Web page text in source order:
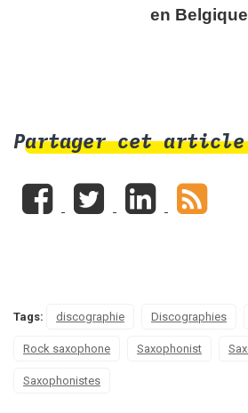
en Belgique
Partager cet article
Tags: discographie Discographies
Rock saxophone Saxophonist
Saxophonistes